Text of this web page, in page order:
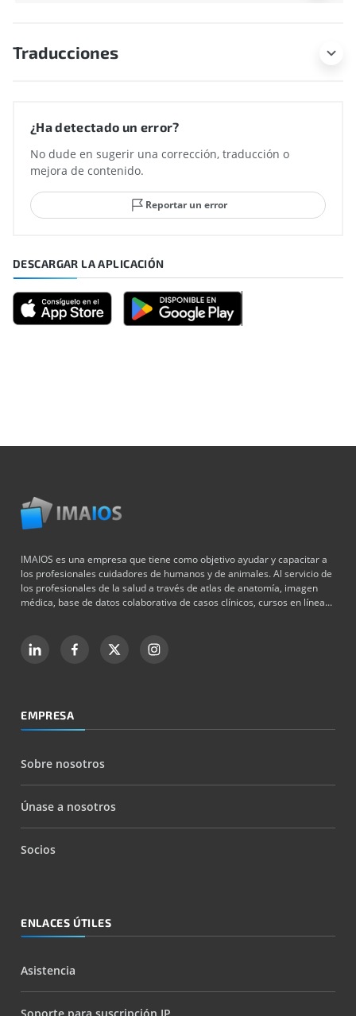
Traducciones
¿Ha detectado un error?
No dude en sugerir una corrección, traducción o
mejora de contenido.
Reportar un error
DESCARGAR LA APLICACIÓN
IMAIOS es una empresa que tiene como objetivo ayudar y capacitar a
los profesionales cuidadores de humanos y de animales. Al servicio de
los profesionales de la salud a través de atlas de anatomía, imagen
médica, base de datos colaborativa de casos clínicos, cursos en línea...
EMPRESA
Sobre nosotros
Únase a nosotros
Socios
ENLACES ÚTILES
Asistencia